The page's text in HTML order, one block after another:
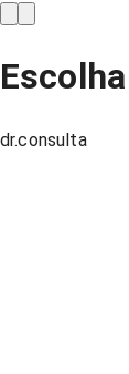
dr.consulta